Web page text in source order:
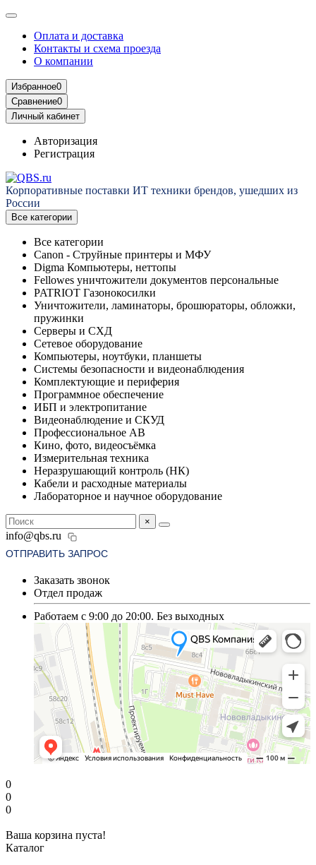
Оплата и доставка
Контакты и схема проезда
О компании
Избранное0
Сравнение0
Личный кабинет
Авторизация
Регистрация
Корпоративные поставки ИТ техники брендов, ушедших из
России
Все категории
Все категории
Canon - Струйные принтеры и МФУ
Digma Компьютеры, неттопы
Fellowes уничтожители документов персональные
PATRIOT Газонокосилки
Уничтожители, ламинаторы, брошюраторы, обложки,
пружинки
Серверы и СХД
Сетевое оборудование
Компьютеры, ноутбуки, планшеты
Системы безопасности и видеонаблюдения
Комплектующие и периферия
Программное обеспечение
ИБП и электропитание
Видеонаблюдение и СКУД
Профессиональное АВ
Кино, фото, видеосъёмка
Измерительная техника
Неразрушающий контроль (НК)
Кабели и расходные материалы
Лабораторное и научное оборудование
×
info@qbs.ru
ОТПРАВИТЬ ЗАПРОС
Заказать звонок
Отдел продаж
Работаем с 9:00 до 20:00. Без выходных
0
0
0
Ваша корзина пуста!
Каталог